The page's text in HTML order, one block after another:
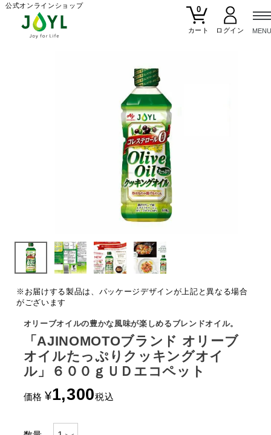
公式オンラインショップ
0
カート
※お届けする製品は、パッケージデザインが上記と異なる場合
がございます
オリーブオイルの豊かな風味が楽しめるブレンドオイル。
「AJINOMOTOブランド オリーブ
オイルたっぷりクッキングオイ
ル」６００ｇＵＤエコペット
価格 ¥1,300税込